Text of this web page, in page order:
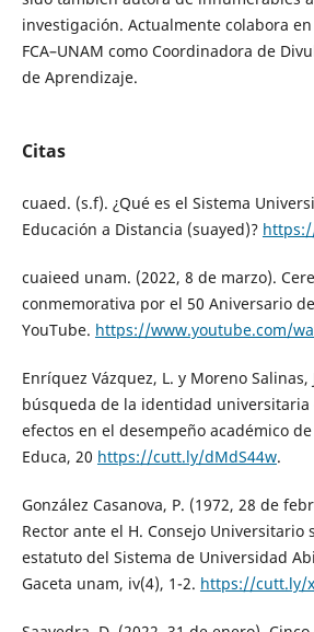
investigación. Actualmente colabora en
FCA–UNAM como Coordinadora de
de Aprendizaje.
Citas
cuaed. (s.f). ¿Qué es el Sistema
Educación a Distancia (suayed)?
cuaieed unam. (2022, 8 de marzo).
conmemorativa por el 50 Aniversario
YouTube. https://www.youtube.com/
Enríquez Vázquez, L. y Moreno Salinas,
búsqueda de la identidad universitaria
efectos en el desempeño académico
Educa, 20 https://cutt.ly/dMdS44w.
González Casanova, P. (1972, 28 de
Rector ante el H. Consejo Universitario
estatuto del Sistema de Universidad
Gaceta unam, iv(4), 1-2. https://cutt.ly/